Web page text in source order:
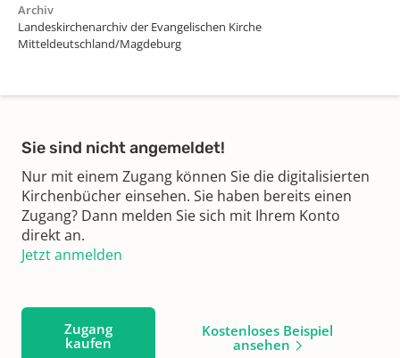
Archiv
Landeskirchenarchiv der Evangelischen Kirche
Mitteldeutschland/Magdeburg
Sie sind nicht angemeldet!
Nur mit einem Zugang können Sie die digitalisierten
Kirchenbücher einsehen. Sie haben bereits einen
Zugang? Dann melden Sie sich mit Ihrem Konto
direkt an.
Jetzt anmelden
Zugang
kaufen
Kostenloses Beispiel
ansehen